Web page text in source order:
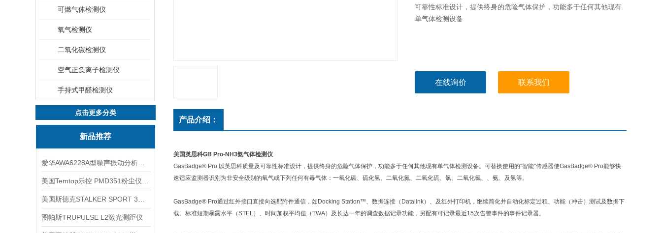
可燃气体检测仪
氧气检测仪
二氧化碳检测仪
空气正负离子检测仪
手持式甲醛检测仪
点击更多分类
新品推荐
图帕斯TRUPULSE L2激光测距仪
可靠性标准设计，提供终身的危险气体保护，功能多于任何其他现有
单气体检测设备
在线询价 联系我们
产品介绍：
美国英思科GB Pro-NH3氨气体检测仪
GasBadge® Pro 以英思科质量及可靠性标准设计，提供终身的危险气体保护，功能多于任何其他现有单气体检测设备。可替换使用的“智能"传感器使GasBadge® Pro能够快
速适应监测器识别为非安全级别的氧气或下列任何有毒气体：一氧化碳、硫化氢、二氧化氮、二氧化硫、氯、二氧化氯、、氨、及氢等。
GasBadge® Pro通过红外接口直接向选配附件通信，如Docking Station™、数据连接（Datalink）、及红外打印机，继续简化并自动化标定过程、功能（冲击）测试及数据下
载。标准短期暴露水平（STEL）、时间加权平均值（TWA）及长达一年的调查数据记录功能，另配有可记录最近15次告警事件的事件记录器。